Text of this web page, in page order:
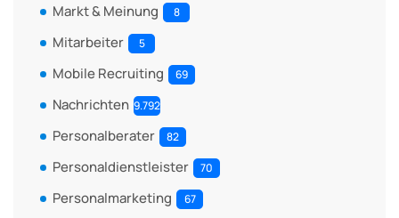
Markt & Meinung 8
Mitarbeiter 5
Mobile Recruiting 69
Nachrichten 9.792
Personalberater 82
Personaldienstleister 70
Personalmarketing 67